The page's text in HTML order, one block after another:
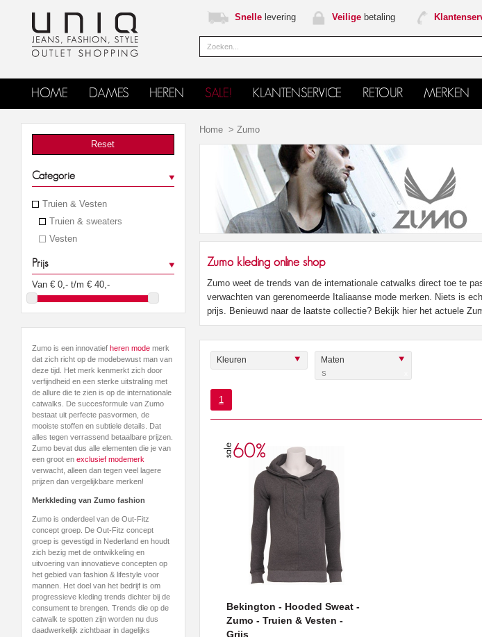
Snelle levering Veilige betaling
HOME DAMES HEREN SALE! KLANTENSERVICE RETOUR MERKEN
Reset
Categorie
Truien & Vesten
Truien & sweaters
Vesten
Prijs
Van € 0,- t/m € 40,-
Zumo is een innovatief heren mode merk
dat zich richt op de modebewust man van
deze tijd. Het merk kenmerkt zich door
verfijndheid en een sterke uitstraling met
de allure die te zien is op de internationale
catwalks. De succesformule van Zumo
bestaat uit perfecte pasvormen, de
mooiste stoffen en subtiele details. Dat
alles tegen verrassend betaalbare prijzen.
Zumo bevat dus alle elementen die je van
een groot en exclusief modemerk
verwacht, alleen dan tegen veel lagere
prijzen dan vergelijkbare merken!
Merkkleding van Zumo fashion
Zumo is onderdeel van de Out-Fitz
concept groep. De Out-Fitz concept
groep is gevestigd in Nederland en houdt
zich bezig met de ontwikkeling en
uitvoering van innovatieve concepten op
het gebied van fashion & lifestyle voor
mannen. Het doel van het bedrijf is om
progressieve kleding trends dichter bij de
consument te brengen. Trends die op de
catwalk te spotten zijn worden nu dus
daadwerkelijk zichtbaar in dagelijks
Home> Zumo
Zumo kleding online shop
Zumo weet de trends van de internationale catwalks direct toe te
verwachten van gerenomeerde Italiaanse mode merken. Niets is
prijs. Benieuwd naar de laatste collectie? Bekijk hier het actuele
Kleuren Maten
S
1
Bekington - Hooded Sweat -
Zumo - Truien & Vesten -
Grijs